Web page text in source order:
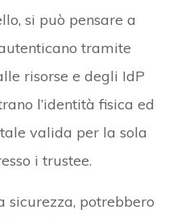
si può pensare a
tramite
risorse e degli IdP
l’identità fisica ed
valida per la sola
i trustee.
sicurezza, potrebbero